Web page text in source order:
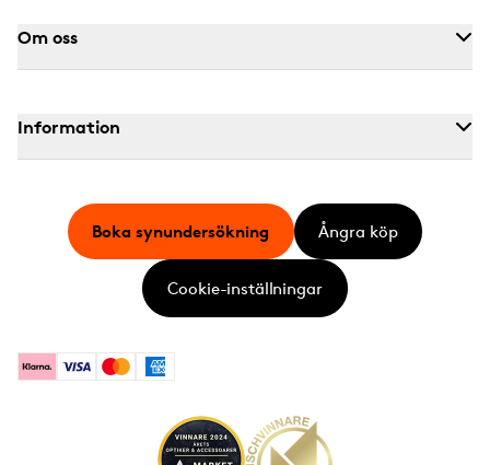
Om oss
Information
KlarnaVisa MastercardAmerican Express
Boka synundersökning Ångra köp
Cookie-inställningar